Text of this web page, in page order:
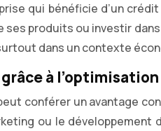
qui bénéficie d’un
ses produits ou investir
dans un contexte
à
conférer un avantage
ou le